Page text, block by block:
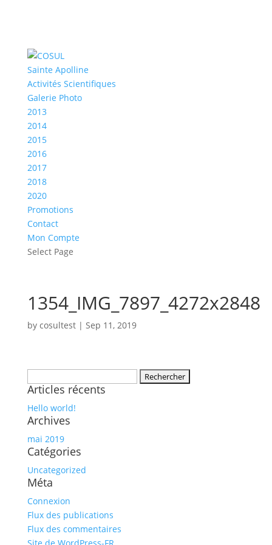
Sainte Apolline
Activités Scientifiques
Galerie Photo
2013
2014
2015
2016
2017
2018
2020
Promotions
Contact
Mon Compte
Select Page
1354_IMG_7897_4272x2848
by cosultest| Sep 11, 2019
Articles récents
Hello world!
Archives
mai 2019
Catégories
Uncategorized
Méta
Connexion
Flux des publications
Flux des commentaires